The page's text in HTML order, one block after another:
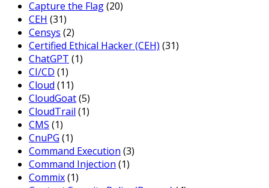
Capture the Flag(20)
CEH (31)
Censys (2)
Certified Ethical Hacker (CEH) (31)
ChatGPT (1)
CI/CD (1)
Cloud (11)
CloudGoat(5)
CloudTrail (1)
CMS (1)
CnuPG (1)
Command Execution (3)
Command Injection (1)
Commix(1)